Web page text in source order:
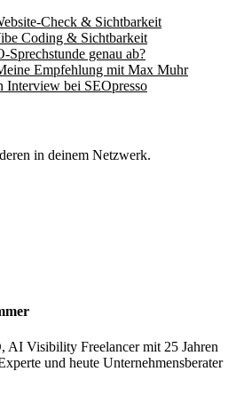
Check & Sichtbarkeit
Coding & Sichtbarkeit
Sprechstunde genau ab?
Empfehlung mit Max Muhr
Interview bei SEOpresso
in deinem Netzwerk.
AI Visibility Freelancer mit 25 Jahren
und heute Unternehmensberater